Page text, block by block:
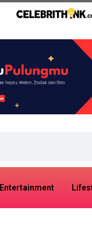
Entertainment